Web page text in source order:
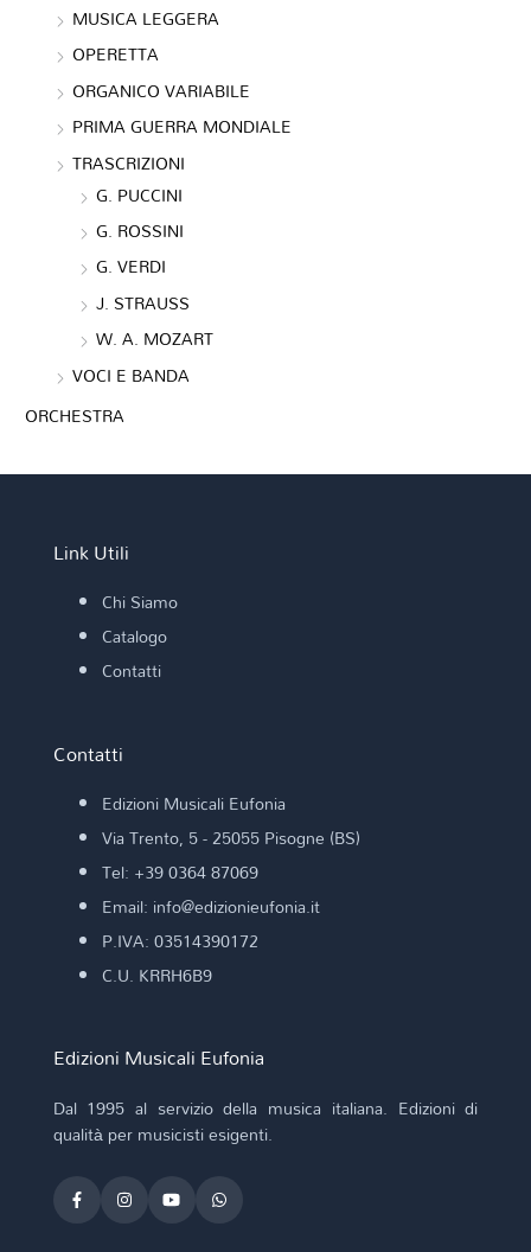
MUSICA LEGGERA
OPERETTA
ORGANICO VARIABILE
PRIMA GUERRA MONDIALE
TRASCRIZIONI
G. PUCCINI
G. ROSSINI
G. VERDI
J. STRAUSS
W. A. MOZART
VOCI E BANDA
ORCHESTRA
Link Utili
Chi Siamo
Catalogo
Contatti
Contatti
Edizioni Musicali Eufonia
Via Trento, 5 - 25055 Pisogne (BS)
Tel: +39 0364 87069
Email: info@edizionieufonia.it
P.IVA: 03514390172
C.U. KRRH6B9
Edizioni Musicali Eufonia
Dal 1995 al servizio della musica italiana. Edizioni di
qualità per musicisti esigenti.